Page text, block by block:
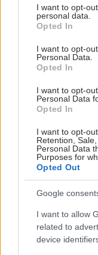
not limited to your
grant or deny
use your data for
consent section.
I want to opt-
personal data.
Opted In
I want to opt-
Personal Data.
Opted In
I want to opt-
Personal Data
Opted In
I want to opt-
Retention,
Personal Data
Purposes for
Opted Out
Google
I want to allow
related to
device